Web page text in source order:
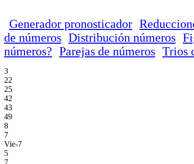
Generador pronosticador
de números Distribución números
números? Parejas de números Trios
3
22
25
42
43
49
8
7
Vie-7
5
7